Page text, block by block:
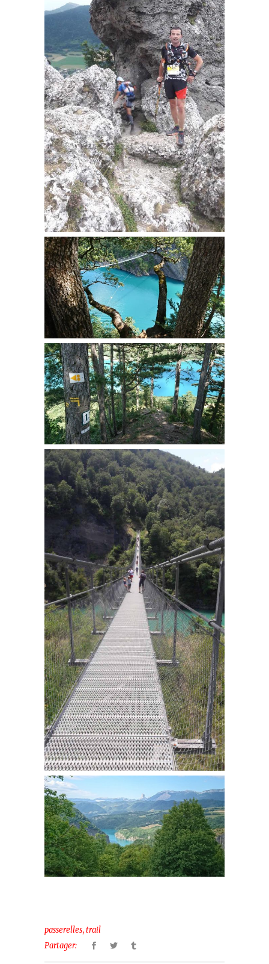
passerelles,trail
Partager: